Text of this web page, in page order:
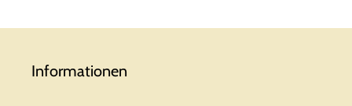
Informationen